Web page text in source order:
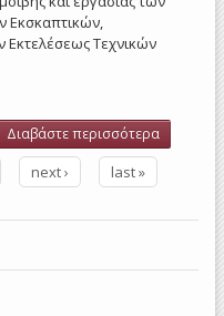
Εκσκαπτικών,
Τεχνικών
Διαβάστε περισσότερα
Χειριστών
next › last »